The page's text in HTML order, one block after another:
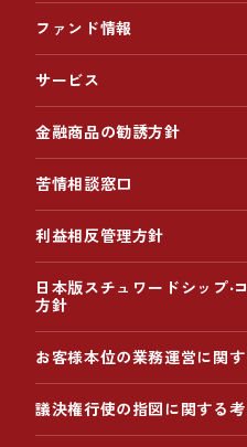
ファンド情報
サービス
金融商品の勧誘方針
苦情相談窓口
利益相反管理方針
日本版スチュワードシップ‧
方針
お客様本位の業務運営に関
議決権行使の指図に関する